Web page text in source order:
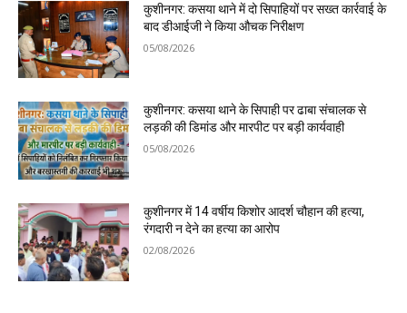
कुशीनगर: कसया थाने में दो सिपाहियों पर सख्त कार्रवाई के
बाद डीआईजी ने किया औचक निरीक्षण
05/08/2026
कुशीनगर: कसया थाने के सिपाही पर ढाबा संचालक से
लड़की की डिमांड और मारपीट पर बड़ी कार्यवाही
05/08/2026
कुशीनगर में 14 वर्षीय किशोर आदर्श चौहान की हत्या,
रंगदारी न देने का हत्या का आरोप
02/08/2026